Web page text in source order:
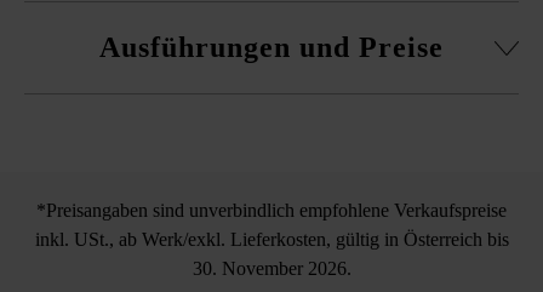
Ausführungen und Preise
gespalten
*Preisangaben sind unverbindlich empfohlene Verkaufspreise
inkl. USt., ab Werk/exkl. Lieferkosten, gültig in Österreich bis
30. November 2026.